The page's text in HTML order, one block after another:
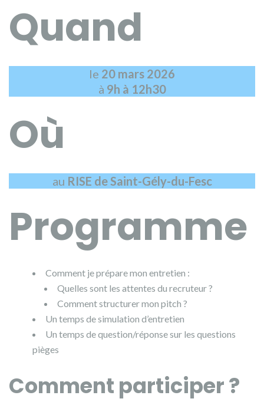
Quand
le 20 mars 2026
à 9h à 12h30
Où
au RISE de Saint-Gély-du-Fesc
Programme
Comment je prépare mon entretien :
Quelles sont les attentes du recruteur ?
Comment structurer mon pitch ?
Un temps de simulation d’entretien
Un temps de question/réponse sur les questions
pièges
Comment participer ?